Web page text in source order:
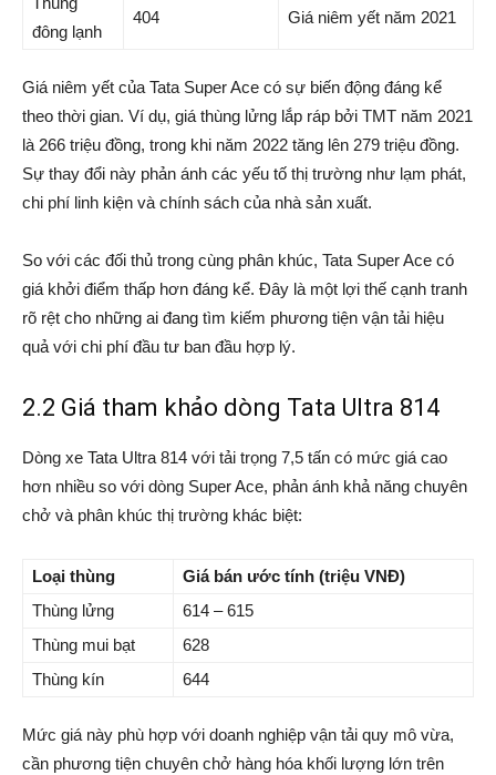
đông lạnh
404 Giá niêm yết năm 2021
Giá niêm yết của Tata Super Ace có sự biến động đáng kể
theo thời gian. Ví dụ, giá thùng lửng lắp ráp bởi TMT năm 2021
là 266 triệu đồng, trong khi năm 2022 tăng lên 279 triệu đồng.
Sự thay đổi này phản ánh các yếu tố thị trường như lạm phát,
chi phí linh kiện và chính sách của nhà sản xuất.
So với các đối thủ trong cùng phân khúc, Tata Super Ace có
giá khởi điểm thấp hơn đáng kể. Đây là một lợi thế cạnh tranh
rõ rệt cho những ai đang tìm kiếm phương tiện vận tải hiệu
quả với chi phí đầu tư ban đầu hợp lý.
2.2 Giá tham khảo dòng Tata Ultra 814
Dòng xe Tata Ultra 814 với tải trọng 7,5 tấn có mức giá cao
hơn nhiều so với dòng Super Ace, phản ánh khả năng chuyên
chở và phân khúc thị trường khác biệt:
Loại thùng
Giá bán ước tính (triệu VNĐ)
Thùng lửng
614 – 615
Thùng mui bạt
628
Thùng kín
644
Mức giá này phù hợp với doanh nghiệp vận tải quy mô vừa,
cần phương tiện chuyên chở hàng hóa khối lượng lớn trên